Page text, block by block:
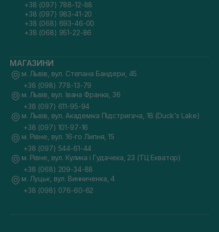
+38 (097) 788-12-88
+38 (097) 983-41-20
+38 (068) 693-46-00
+38 (068) 951-22-86
МАГАЗИНИ
м. Львів, вул. Степана Бандери, 45
+38 (098) 778-13-79
м. Львів, вул. Івана Франка, 36
+38 (097) 611-95-94
м. Львів, вул. Академіка Підстригача, 1В (Duck's Lake)
+38 (097) 101-97-16
м. Рівне, вул. 16-го Липня, 15
+38 (097) 544-61-44
м. Рівне, вул. Кулика і Гудачека, 23 (ТЦ Екватор)
+38 (068) 209-34-88
м. Луцьк, вул. Винниченка, 4
+38 (098) 076-60-62